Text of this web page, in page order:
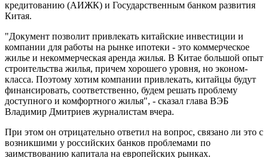
кредитованию (АИЖК) и Государственным банком развития
Китая.
"Документ позволит привлекать китайские инвестиции и
компании для работы на рынке ипотеки - это коммерческое
жилье и некоммерческая аренда жилья. В Китае большой опыт
строительства жилья, причем хорошего уровня, но эконом-
класса. Поэтому хотим компании привлекать, китайцы будут
финансировать, соответственно, будем решать проблему
доступного и комфортного жилья", - сказал глава ВЭБ
Владимир Дмитриев журналистам вчера.
При этом он отрицательно ответил на вопрос, связано ли это с
возникшими у российских банков проблемами по
заимствованию капитала на европейских рынках.